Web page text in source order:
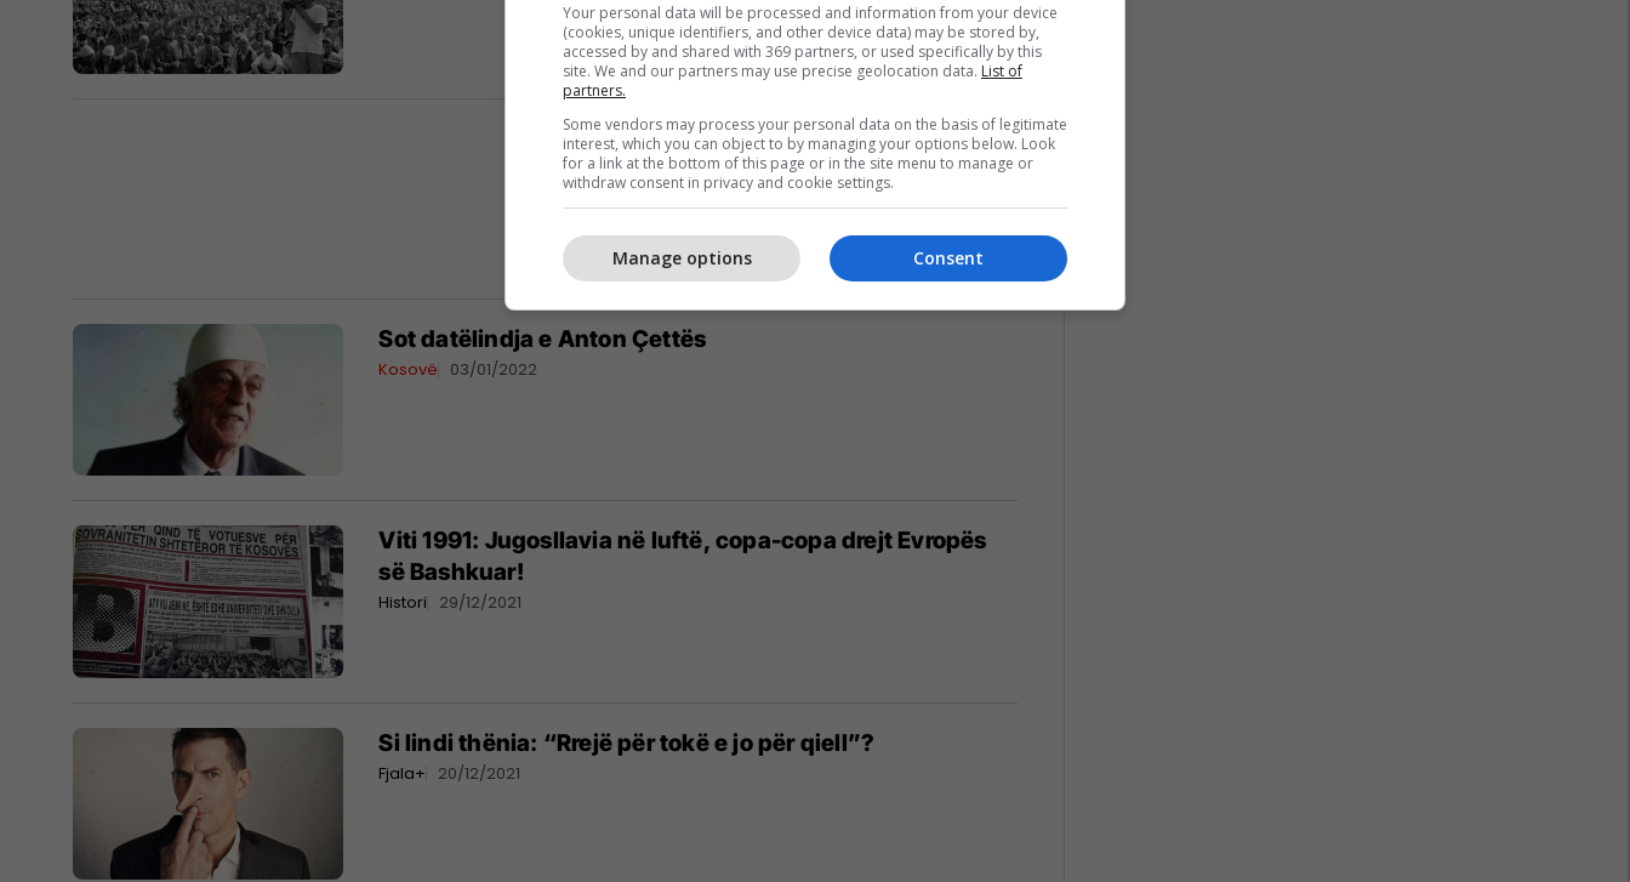
Sot datëlindja e Anton Çettës
Kosovë 03/01/2022
Viti 1991: Jugosllavia në luftë, copa-copa drejt Evropës
së Bashkuar!
Histori 29/12/2021
Si lindi thënia: “Rrejë për tokë e jo për qiell”?
Fjala+ 20/12/2021
Your personal data will be processed and information from your device
(cookies, unique identifiers, and other device data) may be stored by,
accessed by and shared with 369 partners, or used specifically by this
site. We and our partners may use precise geolocation data. List of
partners.
Some vendors may process your personal data on the basis of legitimate
interest, which you can object to by managing your options below. Look
for a link at the bottom of this page or in the site menu to manage or
withdraw consent in privacy and cookie settings.
Consent
Manage options